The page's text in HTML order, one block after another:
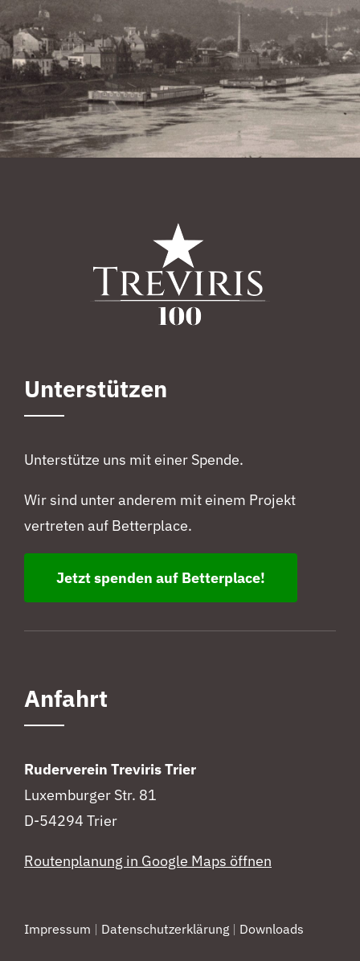
Unterstützen
Unterstütze uns mit einer Spende.
Wir sind unter anderem mit einem Projekt
vertreten auf Betterplace.
Jetzt spenden auf Betterplace!
Anfahrt
Ruderverein Treviris Trier
Luxemburger Str. 81
D-54294 Trier
Routenplanung in Google Maps öffnen
Impressum | Datenschutzerklärung | Downloads